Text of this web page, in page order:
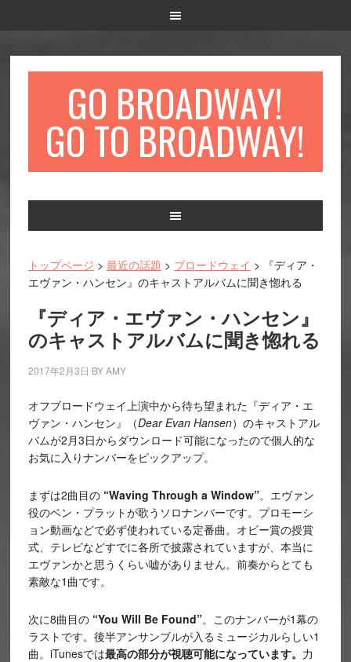
GO BROADWAY!
GO TO BROADWAY!
navigation
トップページ > 最近の話題 > ブロードウェイ > 『ディア・
エヴァン・ハンセン』のキャストアルバムに聞き惚れる
『ディア・エヴァン・ハンセン』
のキャストアルバムに聞き惚れる
2017年2月3日 BYAMY
オフブロードウェイ上演中から待ち望まれた『ディア・エ
ヴァン・ハンセン』（Dear Evan Hansen）のキャストアル
バムが2月3日からダウンロード可能になったので個人的な
お気に入りナンバーをピックアップ。
まずは2曲目の “Waving Through a Window”。エヴァン
役のベン・プラットが歌うソロナンバーです。プロモーシ
ョン動画などで必ず使われている定番曲。オビー賞の授賞
式、テレビなどすでに各所で披露されていますが、本当に
エヴァンかと思うくらい嘘がありません。前奏からとても
素敵な1曲です。
次に8曲目の “You Will Be Found”。このナンバーが1幕の
ラストです。後半アンサンブルが入るミュージカルらしい1
曲。iTunesでは最高の部分が視聴可能になっています。 力